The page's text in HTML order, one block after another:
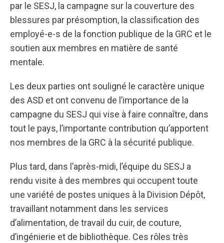
par le SESJ, la campagne sur la couverture des
blessures par présomption, la classification des
employé-e-s de la fonction publique de la GRC et le
soutien aux membres en matière de santé
mentale.
Les deux parties ont souligné le caractère unique
des ASD et ont convenu de l’importance de la
campagne du SESJ qui vise à faire connaître, dans
tout le pays, l’importante contribution qu’apportent
nos membres de la GRC à la sécurité publique.
Plus tard, dans l’après-midi, l’équipe du SESJ a
rendu visite à des membres qui occupent toute
une variété de postes uniques à la Division Dépôt,
travaillant notamment dans les services
d’alimentation, de travail du cuir, de couture,
d’ingénierie et de bibliothèque. Ces rôles très